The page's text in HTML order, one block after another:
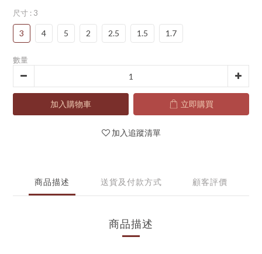
尺寸 : 3
3 4 5 2 2.5 1.5 1.7
數量
加入購物車 立即購買
加入追蹤清單
商品描述 送貨及付款方式 顧客評價
商品描述